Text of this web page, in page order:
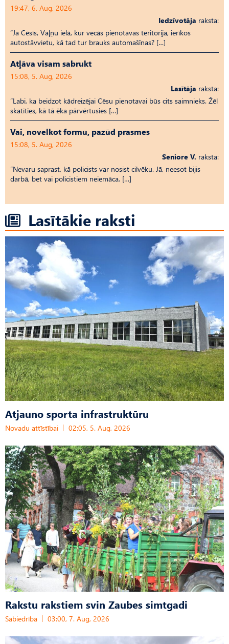
19:47, 6. Aug, 2026
Iedzīvotāja raksta:
“Ja Cēsīs, Vaļņu ielā, kur vecās pienotavas teritorija, ierīkos
autostāvvietu, kā tad tur brauks automašīnas? […]
Atļāva visam sabrukt
15:08, 5. Aug, 2026
Lasītāja raksta:
“Labi, ka beidzot kādreizējai Cēsu pienotavai būs cits saimnieks. Žēl
skatīties, kā tā ēka pārvērtusies […]
Vai, novelkot formu, pazūd prasmes
15:08, 5. Aug, 2026
Seniore V. raksta:
“Nevaru saprast, kā policists var nosist cilvēku. Jā, neesot bijis
darbā, bet vai policistiem neiemāca, […]
Lasītākie raksti
Atjauno sporta infrastruktūru
Novadu attīstībai 02:05, 5. Aug, 2026
Rakstu rakstiem svin Zaubes simtgadi
Sabiedrība 03:00, 7. Aug, 2026